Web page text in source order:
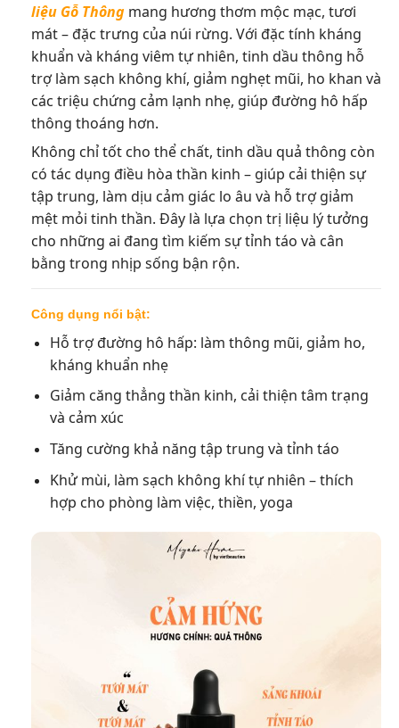
liệu Gỗ Thôngmang hương thơm mộc mạc, tươi
mát – đặc trưng của núi rừng. Với đặc tính kháng
khuẩn và kháng viêm tự nhiên, tinh dầu thông hỗ
trợ làm sạch không khí, giảm nghẹt mũi, ho khan và
các triệu chứng cảm lạnh nhẹ, giúp đường hô hấp
thông thoáng hơn.
Không chỉ tốt cho thể chất, tinh dầu quả thông còn
có tác dụng điều hòa thần kinh – giúp cải thiện sự
tập trung, làm dịu cảm giác lo âu và hỗ trợ giảm
mệt mỏi tinh thần. Đây là lựa chọn trị liệu lý tưởng
cho những ai đang tìm kiếm sự tỉnh táo và cân
bằng trong nhịp sống bận rộn.
Công dụng nổi bật:
Hỗ trợ đường hô hấp: làm thông mũi, giảm ho,
kháng khuẩn nhẹ
Giảm căng thẳng thần kinh, cải thiện tâm trạng
và cảm xúc
Tăng cường khả năng tập trung và tỉnh táo
Khử mùi, làm sạch không khí tự nhiên – thích
hợp cho phòng làm việc, thiền, yoga